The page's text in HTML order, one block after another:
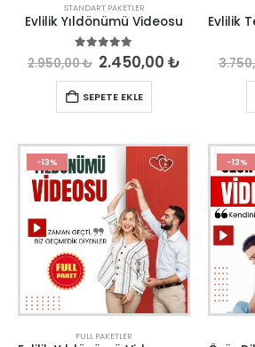
STANDART PAKETLER
Evlilik Yıldönümü Videosu
5.00out of 5
2.950,00₺ 2.450,00 ₺
SEPETE EKLE
-13%
FULL PAKETLER
-13%